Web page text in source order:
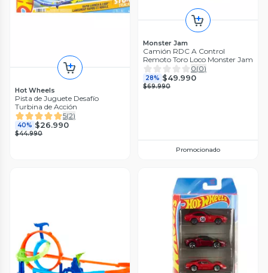
Hot Wheels
Pista de Juguete Desafío
Turbina de Acción
5(2)
40% $26.990
$44.990
Monster Jam
Camión RDC A Control
Remoto Toro Loco Monster Jam
0(0)
28% $49.990
$69.990
Promocionado